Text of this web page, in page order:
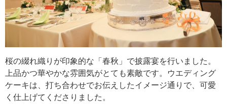
桜の綴れ織りが印象的な「春秋」で披露宴を行いました。
上品かつ華やかな雰囲気がとても素敵です。ウエディング
ケーキは、打ち合わせでお伝えしたイメージ通りで、可愛
く仕上げてくださりました。